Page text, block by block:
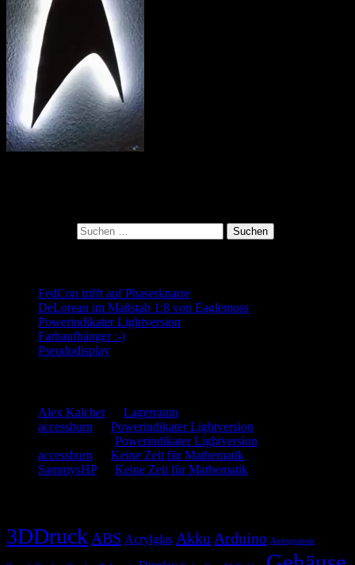
FedCon trifft auf Phaserknarre
DeLorean im Maßstab 1:8 von Eaglemoss
Powerindikater Lightversion
Farbaufhänger :-)
Pseudodisplay
Alex Kalcherzu Lagerraum
accessburn
Powerindikater Lightversion
Powerindikater Lightversion
accessburn
Keine Zeit für Mathematik
SammysHPzu Keine Zeit für Mathematik
3DDruck ABS Acrylglas Akku Arduino Autogramm